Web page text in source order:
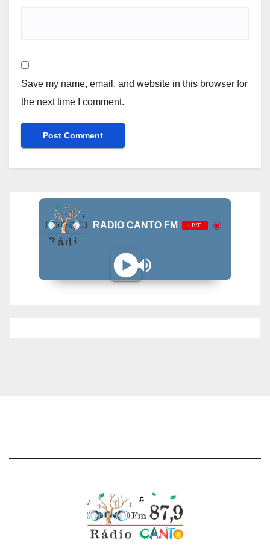
Save my name, email, and website in this browser for
the next time I comment.
RADIO CANTO FM LIVE